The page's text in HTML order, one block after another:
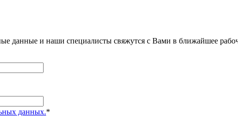
данные и наши специалисты свяжутся с Вами в ближайшее
данных.*